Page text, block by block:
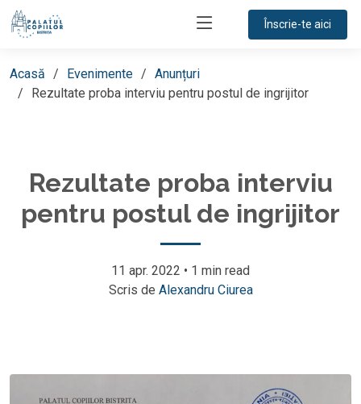
Înscrie-te aici
Acasă Evenimente
Anunțuri
Rezultate proba interviu pentru postul de ingrijitor
Rezultate proba interviu
pentru postul de ingrijitor
11 apr. 2022 • 1 min read
Scris de Alexandru Ciurea